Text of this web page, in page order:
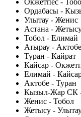
Окжетпес -
Ордабасы -
Улытау - Женис
Астана -
Тобол - Елимай
Атырау - Актобе
Туран - Кайрат
Кайсар -
Елимай -
Актобе - Туран
Кызыл-Жар СК
Женис - Тобол
Жетысу -